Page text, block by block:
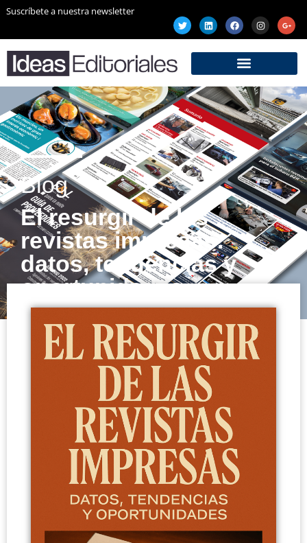
Suscríbete a nuestra newsletter
Blog
El resurgir de las
revistas impresas:
datos, tendencias y
oportunidades